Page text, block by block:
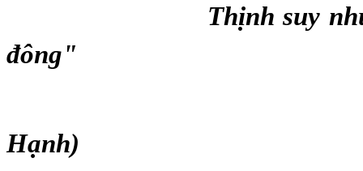
Thịnh suy như cỏ
đông"
Hạnh)